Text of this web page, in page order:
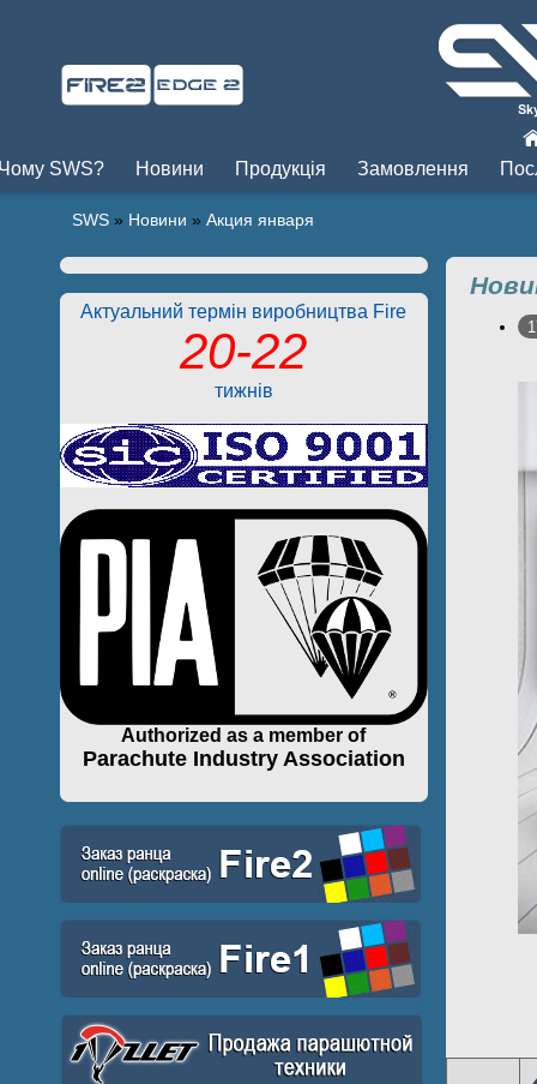
SWS? Новини Продукція Замовлення
SWS » Новини » Акция января
Актуальний термін виробництва Fire
20-22
тижнів
Authorized as a member of
Parachute Industry Association